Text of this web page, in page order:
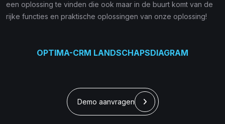
een oplossing te vinden die ook maar in de buurt komt van de
rijke functies en praktische oplossingen van onze oplossing!
OPTIMA-CRM LANDSCHAPSDIAGRAM
Demo aanvragen